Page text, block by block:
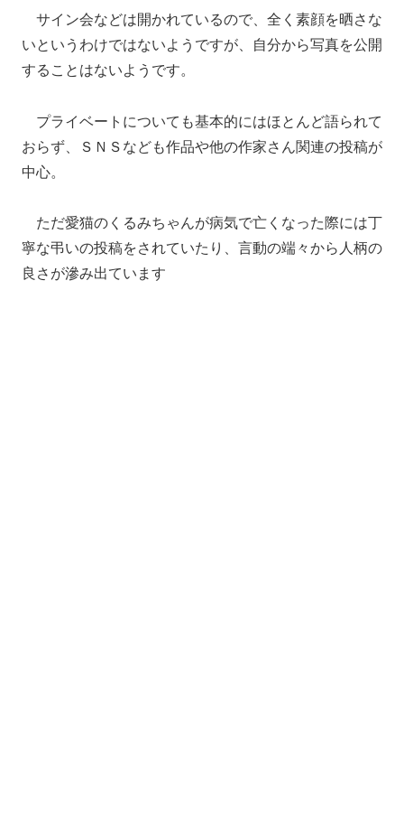
サイン会などは開かれているので、全く素顔を晒さな
いというわけではないようですが、自分から写真を公開
することはないようです。
プライベートについても基本的にはほとんど語られて
おらず、ＳＮＳなども作品や他の作家さん関連の投稿が
中心。
ただ愛猫のくるみちゃんが病気で亡くなった際には丁
寧な弔いの投稿をされていたり、言動の端々から人柄の
良さが滲み出ています